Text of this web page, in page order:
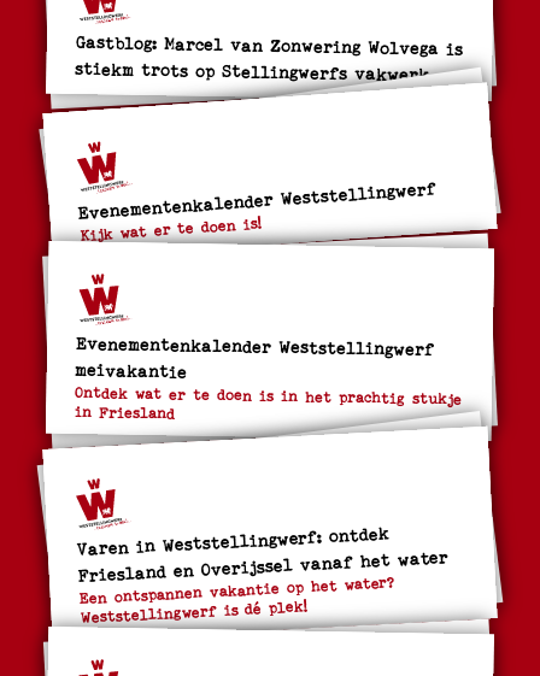
Gastblog: Marcel van Zonwering Wolvega is
stiekm trots op Stellingwerfs vakwerk
Evenementenkalender Weststellingwerf
Kijk wat er te doen is!
Evenementenkalender Weststellingwerf
meivakantie
Ontdek wat er te doen is in het prachtig stukje
in Friesland
Varen in Weststellingwerf: ontdek
Friesland en Overijssel vanaf het water
Een ontspannen vakantie op het water?
Weststellingwerf is dé plek!